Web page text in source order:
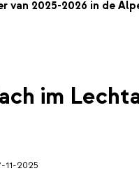
van 2025-2026 in de
im
11-2025